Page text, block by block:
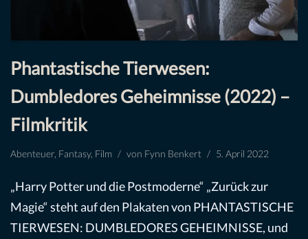
Phantastische Tierwesen:
Dumbledores Geheimnisse (2022) –
Filmkritik
Abenteuer Fantasy, Film von Fynn Benkert 5. April 2022
„Harry Potter und die Postmoderne“ „Zurück zur
Magie“ steht auf den Plakaten von PHANTASTISCHE
TIERWESEN: DUMBLEDORES GEHEIMNISSE, und